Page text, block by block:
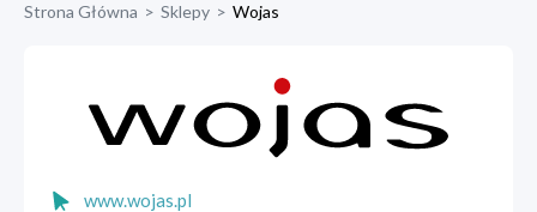
Strona Główna > Sklepy > Wojas
www.wojas.pl